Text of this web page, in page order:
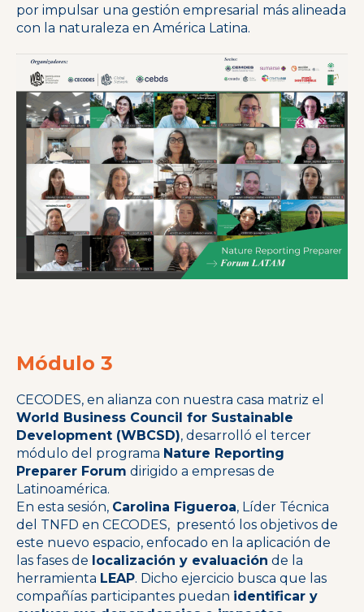
por impulsar una gestión empresarial más alineada
con la naturaleza en América Latina.
Módulo 3
CECODES, en alianza con nuestra casa matriz el
World Business Council for Sustainable
Development (WBCSD), desarrolló el tercer
módulo del programa Nature Reporting
Preparer Forum dirigido a empresas de
Latinoamérica.
En esta sesión, Carolina Figueroa, Líder Técnica
del TNFD en CECODES, presentó los objetivos de
este nuevo espacio, enfocado en la aplicación de
las fases de localización y evaluación de la
herramienta LEAP. Dicho ejercicio busca que las
compañías participantes puedan identificar y